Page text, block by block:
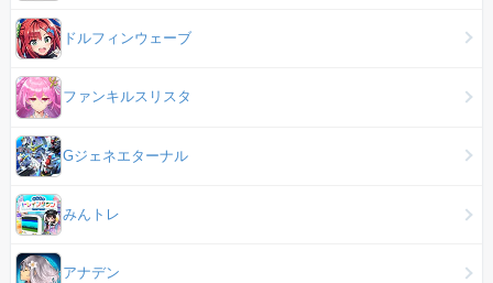
ドルフィンウェーブ
ファンキルスリスタ
Gジェネエターナル
みんトレ
アナデン